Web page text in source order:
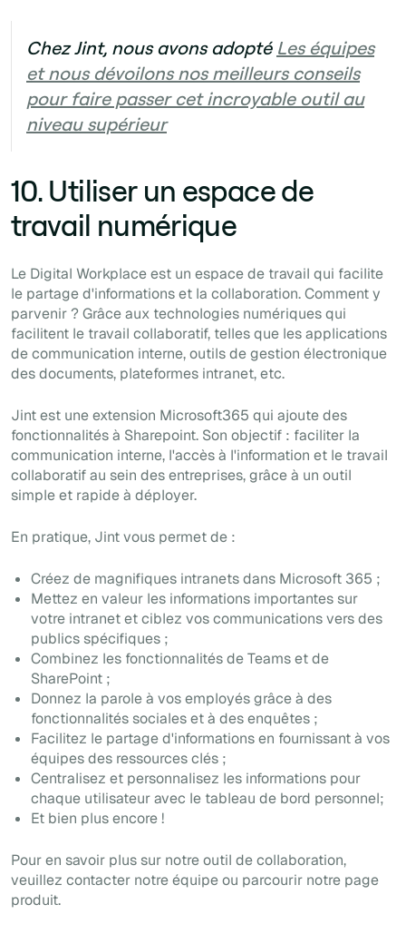
Chez Jint, nous avons adopté Les équipes
et nous dévoilons nos meilleurs conseils
pour faire passer cet incroyable outil au
niveau supérieur
10. Utiliser un espace de
travail numérique
Le Digital Workplace est un espace de travail qui facilite
le partage d'informations et la collaboration. Comment y
parvenir ? Grâce aux technologies numériques qui
facilitent le travail collaboratif, telles que les applications
de communication interne, outils de gestion électronique
des documents, plateformes intranet, etc.
Jint est une extension Microsoft365 qui ajoute des
fonctionnalités à Sharepoint. Son objectif : faciliter la
communication interne, l'accès à l'information et le travail
collaboratif au sein des entreprises, grâce à un outil
simple et rapide à déployer.
En pratique, Jint vous permet de :
Créez de magnifiques intranets dans Microsoft 365 ;
Mettez en valeur les informations importantes sur
votre intranet et ciblez vos communications vers des
publics spécifiques ;
Combinez les fonctionnalités de Teams et de
SharePoint ;
Donnez la parole à vos employés grâce à des
fonctionnalités sociales et à des enquêtes ;
Facilitez le partage d'informations en fournissant à vos
équipes des ressources clés ;
Centralisez et personnalisez les informations pour
chaque utilisateur avec le tableau de bord personnel;
Et bien plus encore !
Pour en savoir plus sur notre outil de collaboration,
veuillez contacter notre équipe ou parcourir notre page
produit.